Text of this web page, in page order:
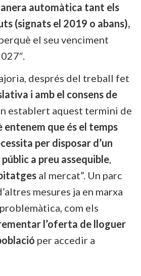
automàtica tant els
(signats el 2019 o abans),
el seu venciment
després del treball fet
i amb el consens de
establert aquest termini de
entenem que és el temps
per disposar d’un
a preu assequible,
al mercat”. Un parc
mesures ja en marxa
com els
l’oferta de lloguer
per accedir a